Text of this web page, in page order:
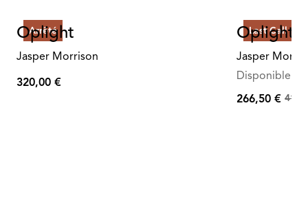
Arrêté
Oplight
Jasper Morrison
320,00
320,00 €
Last Call
Oplight
Jasper
Disponible
De
266,50 €